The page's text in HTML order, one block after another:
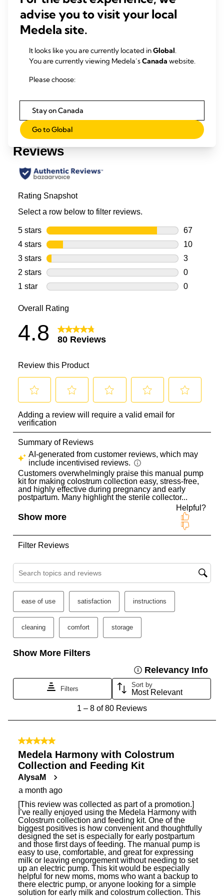
Temps de lecture: 5 min.
advise you to visit your local
Medela site.
It looks like you are currently located inGlobal.
You are currently viewing Medela’sCanada website.
Please choose:
Stay on Canada
Go to Global